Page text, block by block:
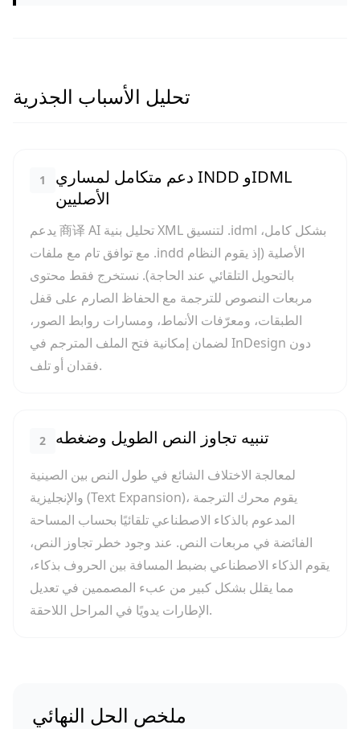
تحليل الأسباب الجذرية
1
دعم متكامل لمساري INDD وIDML
الأصليين
يدعم 商译 AI تحليل بنية XML لتنسيق .idml بشكل كامل،
مع توافق تام مع ملفات .indd الأصلية (إذ يقوم النظام
بالتحويل التلقائي عند الحاجة). نستخرج فقط محتوى
مربعات النصوص للترجمة مع الحفاظ الصارم على قفل
الطبقات، ومعرّفات الأنماط، ومسارات روابط الصور،
لضمان إمكانية فتح الملف المترجم في InDesign دون
فقدان أو تلف.
2 تنبيه تجاوز النص الطويل وضغطه
لمعالجة الاختلاف الشائع في طول النص بين الصينية
والإنجليزية (Text Expansion)، يقوم محرك الترجمة
المدعوم بالذكاء الاصطناعي تلقائيًا بحساب المساحة
الفائضة في مربعات النص. عند وجود خطر تجاوز النص،
يقوم الذكاء الاصطناعي بضبط المسافة بين الحروف بذكاء،
مما يقلل بشكل كبير من عبء المصممين في تعديل
الإطارات يدويًا في المراحل اللاحقة.
ملخص الحل النهائي